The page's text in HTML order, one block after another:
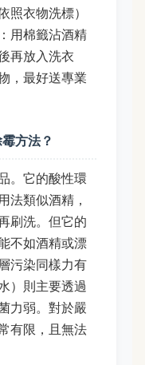
照衣物洗標）
用棉籤沾酒精
再放入洗衣
，最好送專業
方法？
。它的酸性環
法類似酒精，
刷洗。但它的
不如酒精或漂
污染同樣力有
）則主要透過
力弱。對於嚴
有限，且無法